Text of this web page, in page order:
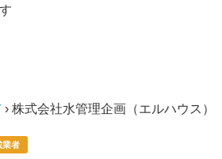
› 株式会社水管理企画（エルハウス）
業者